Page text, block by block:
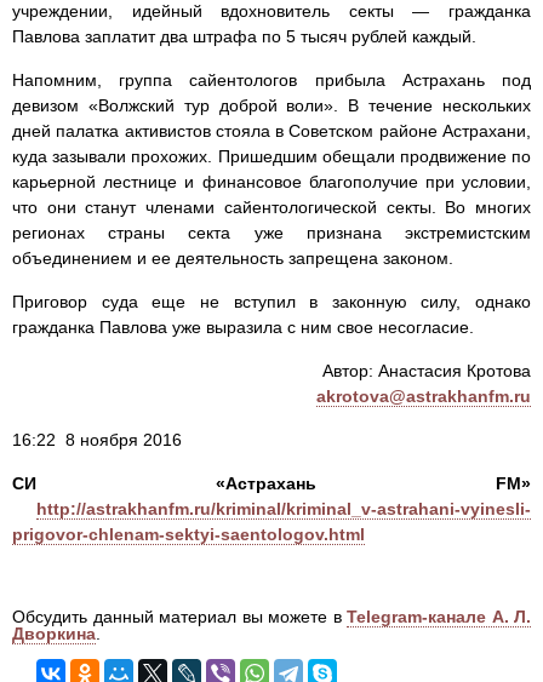
учреждении, идейный вдохновитель секты — гражданка
Павлова заплатит два штрафа по 5 тысяч рублей каждый.
Напомним, группа сайентологов прибыла Астрахань под
девизом «Волжский тур доброй воли». В течение нескольких
дней палатка активистов стояла в Советском районе Астрахани,
куда зазывали прохожих. Пришедшим обещали продвижение по
карьерной лестнице и финансовое благополучие при условии,
что они станут членами сайентологической секты. Во многих
регионах страны секта уже признана экстремистским
объединением и ее деятельность запрещена законом.
Приговор суда еще не вступил в законную силу, однако
гражданка Павлова уже выразила с ним свое несогласие.
Автор: Анастасия Кротова
akrotova@astrakhanfm.ru
16:22 8 ноября 2016
СИ «Астрахань FM»
http://astrakhanfm.ru/kriminal/kriminal_v-astrahani-vyinesli-
prigovor-chlenam-sektyi-saentologov.html
Обсудить данный материал вы можете в Telegram-канале А. Л.
Дворкина